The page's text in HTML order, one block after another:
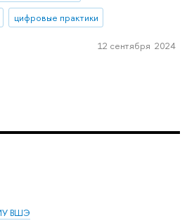
цифровые практики
12 сентября 2024
ВШЭ